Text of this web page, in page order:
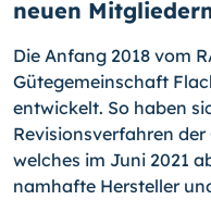
neuen
Die Anfang 2018 vom
Gütegemeinschaft
entwickelt. So haben
Revisionsverfahren
welches im Juni 2021
namhafte Hersteller